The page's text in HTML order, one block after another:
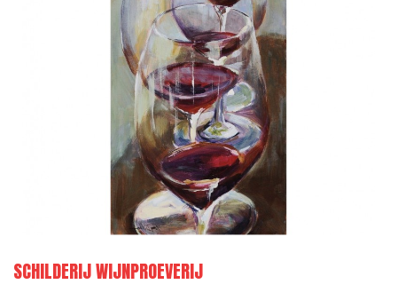
SCHILDERIJ WIJNPROEVERIJ